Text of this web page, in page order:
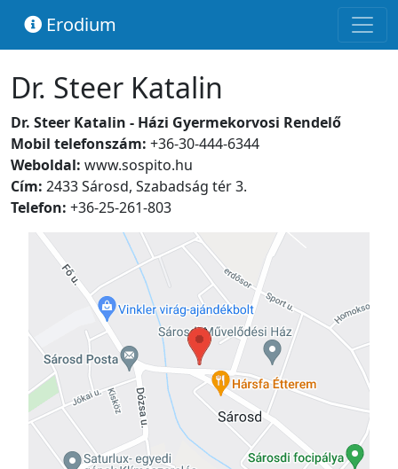
Erodium
Dr. Steer Katalin
Dr. Steer Katalin - Házi Gyermekorvosi Rendelő
Mobil telefonszám: +36-30-444-6344
Weboldal: www.sospito.hu
Cím: 2433 Sárosd, Szabadság tér 3.
Telefon: +36-25-261-803